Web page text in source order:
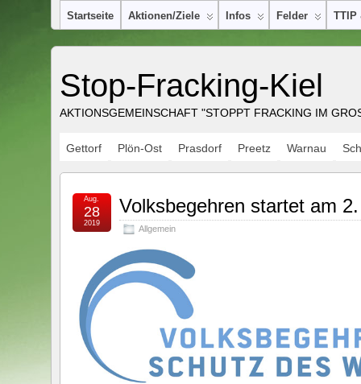
Startseite Aktionen/Ziele Infos Felder TTIP
Stop-Fracking-Kiel
AKTIONSGEMEINSCHAFT "STOPPT FRACKING IM
Gettorf Plön-Ost Prasdorf Preetz Warnau
Volksbegehren startet am
Allgemein
Aug.
28
2019